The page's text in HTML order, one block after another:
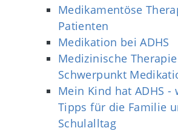
Medikamentöse
Patienten
Medikation bei ADHS
Medizinische
Schwerpunkt
Mein Kind hat ADHS -
Tipps für die Familie
Schulalltag